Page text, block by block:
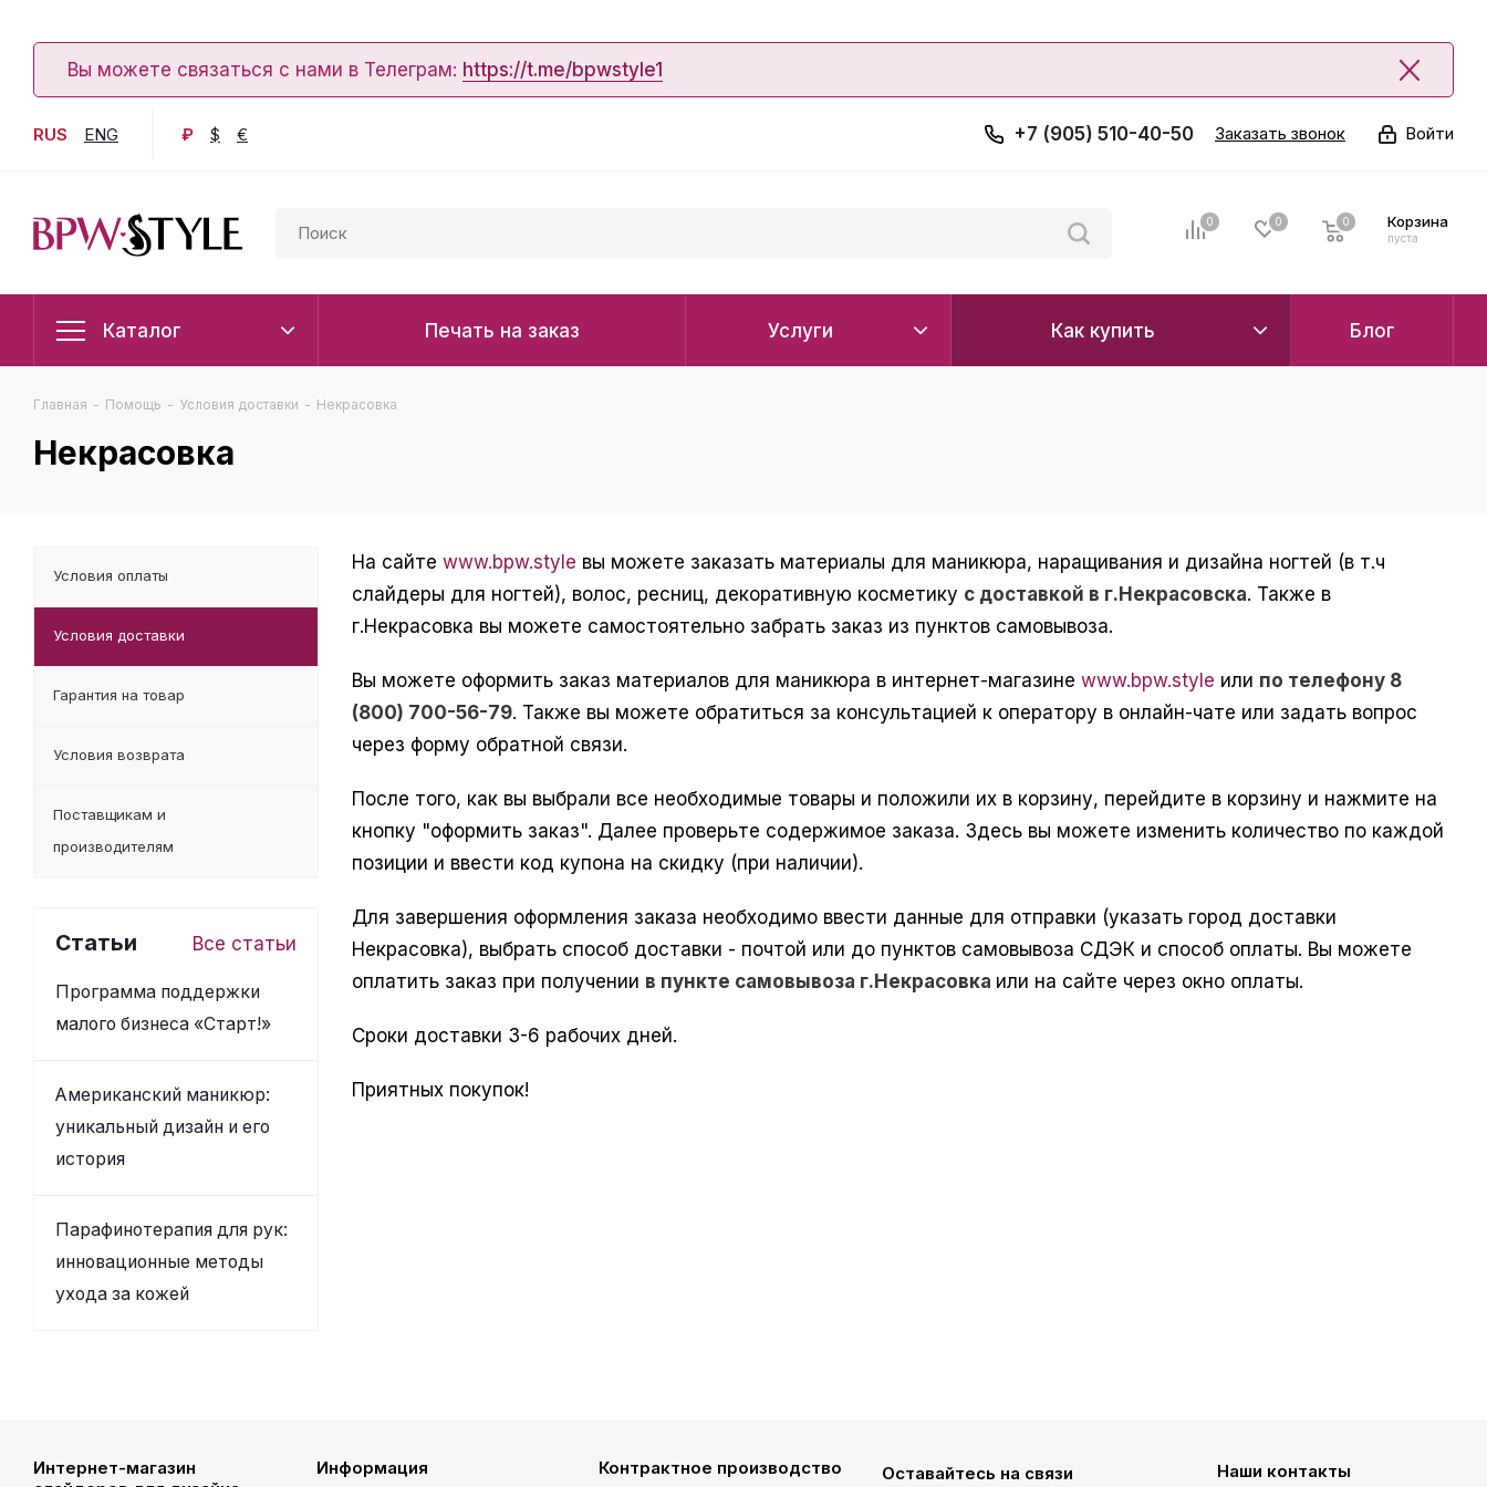
Вы можете связаться с нами в Телеграм: https://t.me/bpwstyle1
RUS ENG ₽ $ € Войти
+7 (905) 510-40-50 Заказать звонок
0 0 Корзина
0
пуста
0
Каталог Печать на заказ Услуги Как купить Блог
Главная - Помощь - Условия доставки - Некрасовка
Некрасовка
На сайте www.bpw.style вы можете заказать материалы для маникюра, наращивания и дизайна ногтей (в т.ч
слайдеры для ногтей), волос, ресниц, декоративную косметику с доставкой в г.Некрасовска. Также в
г.Некрасовка вы можете самостоятельно забрать заказ из пунктов самовывоза.
Вы можете оформить заказ материалов для маникюра в интернет-магазине www.bpw.style или по телефону 8
(800) 700-56-79. Также вы можете обратиться за консультацией к оператору в онлайн-чате или задать вопрос
через форму обратной связи.
После того, как вы выбрали все необходимые товары и положили их в корзину, перейдите в корзину и нажмите на
кнопку "оформить заказ". Далее проверьте содержимое заказа. Здесь вы можете изменить количество по каждой
позиции и ввести код купона на скидку (при наличии).
Для завершения оформления заказа необходимо ввести данные для отправки (указать город доставки
Некрасовка), выбрать способ доставки - почтой или до пунктов самовывоза СДЭК и способ оплаты. Вы можете
оплатить заказ при получении в пункте самовывоза г.Некрасовка или на сайте через окно оплаты.
Сроки доставки 3-6 рабочих дней.
Приятных покупок!
Условия оплаты
Условия доставки
Гарантия на товар
Условия возврата
Поставщикам и
производителям
Статьи Все статьи
Программа поддержки
малого бизнеса «Старт!»
Американский маникюр:
уникальный дизайн и его
история
Парафинотерапия для рук:
инновационные методы
ухода за кожей
Интернет-магазин
Информация Контрактное производство Оставайтесь на связи Наши контакты